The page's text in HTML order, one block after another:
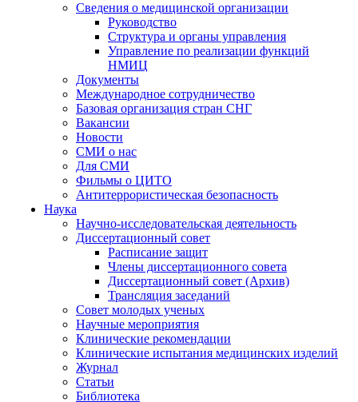
Сведения о медицинской организации
Руководство
Структура и органы управления
Управление по реализации функций
НМИЦ
Документы
Международное сотрудничество
Базовая организация стран СНГ
Вакансии
Новости
СМИ о нас
Для СМИ
Фильмы о ЦИТО
Антитеррористическая безопасность
Наука
Научно-исследовательская деятельность
Диссертационный совет
Расписание защит
Члены диссертационного совета
Диссертационный совет (Архив)
Трансляция заседаний
Совет молодых ученых
Научные мероприятия
Клинические рекомендации
Клинические испытания медицинских изделий
Журнал
Статьи
Библиотека